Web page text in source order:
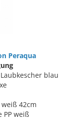
Peraqua
blau
42cm
PP weiß